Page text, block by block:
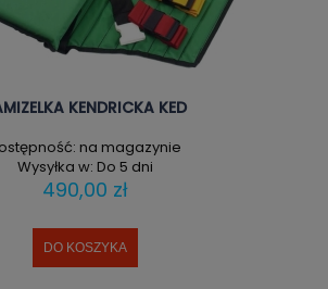
KENDRICKA KED
na magazynie
Wysyłka w: Do 5 dni
490,00 zł
DO KOSZYKA